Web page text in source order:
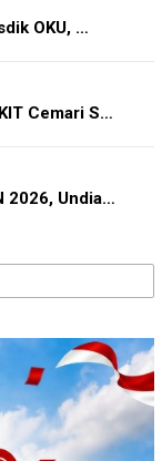
OKU, …
Cemari S…
2026, Undia…